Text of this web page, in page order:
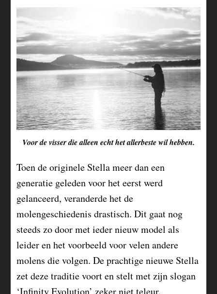
Voor de visser die alleen echt het allerbeste wil hebben.
Toen de originele Stella meer dan een
generatie geleden voor het eerst werd
gelanceerd, veranderde het de
molengeschiedenis drastisch. Dit gaat nog
steeds zo door met ieder nieuw model als
leider en het voorbeeld voor velen andere
molens die volgen. De prachtige nieuwe Stella
zet deze traditie voort en stelt met zijn slogan
‘Infinity Evolution’ zeker niet teleur.